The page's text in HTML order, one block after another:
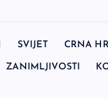
SVIJET CRNA
ZANIMLJIVOSTI